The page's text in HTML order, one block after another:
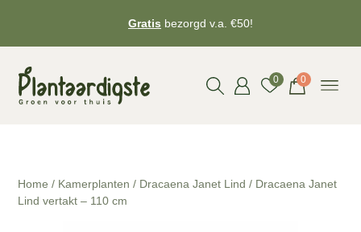
Gratis bezorgd v.a. €50!
0 0
Home / Kamerplanten / Dracaena Janet Lind / Dracaena Janet
Lind vertakt – 110 cm